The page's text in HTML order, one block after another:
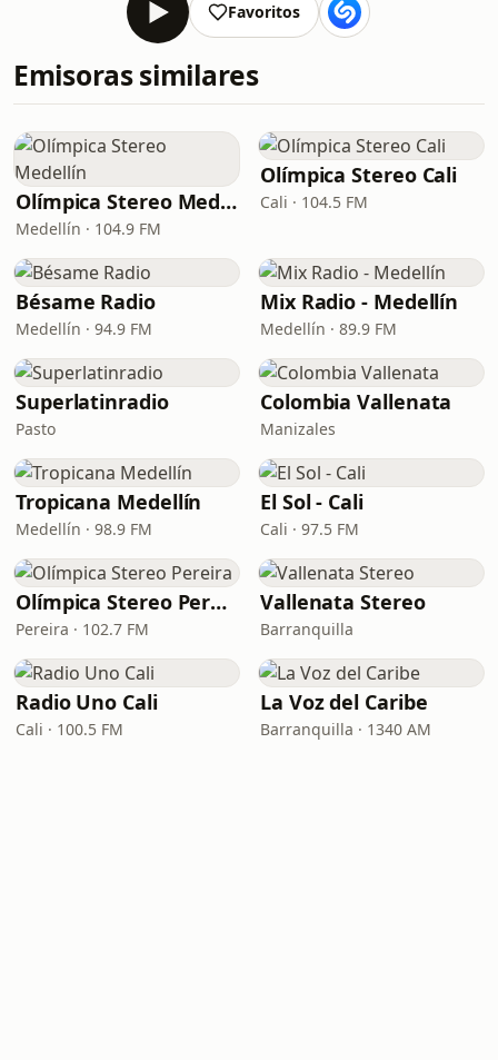
Favoritos
Emisoras similares
Olímpica Stereo Medellín
Medellín · 104.9 FM
Olímpica Stereo Cali
Cali · 104.5 FM
Bésame Radio
Medellín · 94.9 FM
Mix Radio - Medellín
Medellín · 89.9 FM
Superlatinradio
Pasto
Colombia Vallenata
Manizales
Tropicana Medellín
Medellín · 98.9 FM
El Sol - Cali
Cali · 97.5 FM
Olímpica Stereo Pereira
Pereira · 102.7 FM
Vallenata Stereo
Barranquilla
Radio Uno Cali
Cali · 100.5 FM
La Voz del Caribe
Barranquilla · 1340 AM